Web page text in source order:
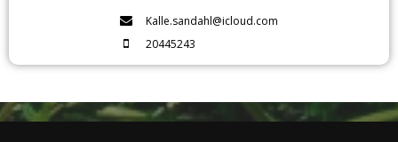
Kalle.sandahl@icloud.com
20445243